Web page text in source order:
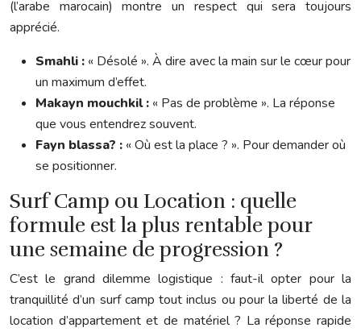
(l’arabe marocain) montre un respect qui sera toujours
apprécié.
Smahli : « Désolé ». À dire avec la main sur le cœur pour
un maximum d’effet.
Makayn mouchkil : « Pas de problème ». La réponse
que vous entendrez souvent.
Fayn blassa? : « Où est la place ? ». Pour demander où
se positionner.
Surf Camp ou Location : quelle
formule est la plus rentable pour
une semaine de progression ?
C’est le grand dilemme logistique : faut-il opter pour la
tranquillité d’un surf camp tout inclus ou pour la liberté de la
location d’appartement et de matériel ? La réponse rapide